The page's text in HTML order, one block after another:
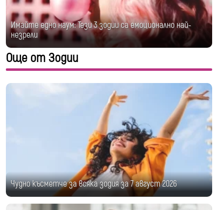
Имайте едно наум: Тези 3 зодии са емоционално най-
незрели
Още от Зодии
Чудно късметче за всяка зодия за 7 август 2026